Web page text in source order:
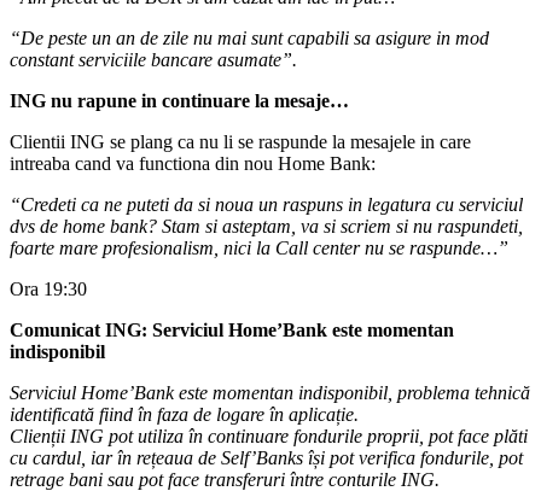
“De peste un an de zile nu mai sunt capabili sa asigure in mod
constant serviciile bancare asumate”.
ING nu rapune in continuare la mesaje…
Clientii ING se plang ca nu li se raspunde la mesajele in care
intreaba cand va functiona din nou Home Bank:
“Credeti ca ne puteti da si noua un raspuns in legatura cu serviciul
dvs de home bank? Stam si asteptam, va si scriem si nu raspundeti,
foarte mare profesionalism, nici la Call center nu se raspunde…”
Ora 19:30
Comunicat ING: Serviciul Home’Bank este momentan
indisponibil
Serviciul Home’Bank este momentan indisponibil, problema tehnică
identificată fiind în faza de logare în aplicație.
Clienții ING pot utiliza în continuare fondurile proprii, pot face plăti
cu cardul, iar în rețeaua de Self’Banks își pot verifica fondurile, pot
retrage bani sau pot face transferuri între conturile ING.